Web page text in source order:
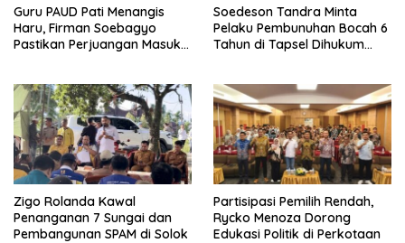
Guru PAUD Pati Menangis
Haru, Firman Soebagyo
Pastikan Perjuangan Masuk
Soedeson Tandra Minta
Pelaku Pembunuhan Bocah 6
Tahun di Tapsel Dihukum
Zigo Rolanda Kawal
Penanganan 7 Sungai dan
Pembangunan SPAM di Solok
Partisipasi Pemilih Rendah,
Rycko Menoza Dorong
Edukasi Politik di Perkotaan